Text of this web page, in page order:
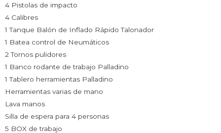
4 Pistolas de impacto
4 Calibres
1 Tanque Balón de Inflado Rápido Talonador
1 Batea control de Neumáticos
2 Tornos pulidores
1 Banco rodante de trabajo Palladino
1 Tablero herramientas Palladino
Herramientas varias de mano
Lava manos
Silla de espera para 4 personas
5 BOX de trabajo